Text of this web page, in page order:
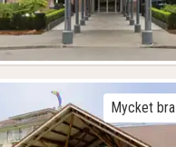
Mycket bra